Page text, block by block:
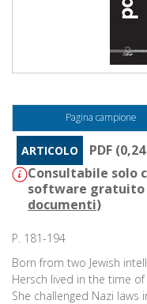
Pagina campione
ARTICOLO
PDF
Consultabile solo
software gratuito
documenti)
P. 181-194
Born from two Jewish
Hersch lived in the time
She challenged Nazi